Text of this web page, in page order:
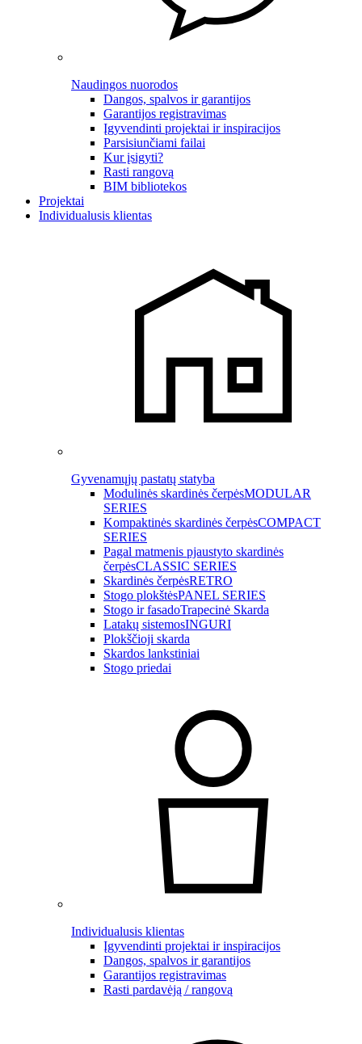
Naudingos nuorodos
Dangos, spalvos ir garantijos
Garantijos registravimas
Įgyvendinti projektai ir inspiracijos
Parsisiunčiami failai
Kur įsigyti?
Rasti rangovą
BIM bibliotekos
Projektai
Individualusis klientas
Gyvenamųjų pastatų statyba
Modulinės skardinės čerpėsMODULAR
SERIES
Kompaktinės skardinės čerpėsCOMPACT
SERIES
Pagal matmenis pjaustyto skardinės
čerpėsCLASSIC SERIES
Skardinės čerpėsRETRO
Stogo plokštėsPANEL SERIES
Stogo ir fasadoTrapecinė Skarda
Latakų sistemosINGURI
Plokščioji skarda
Skardos lankstiniai
Stogo priedai
Individualusis klientas
Įgyvendinti projektai ir inspiracijos
Dangos, spalvos ir garantijos
Garantijos registravimas
Rasti pardavėją / rangovą